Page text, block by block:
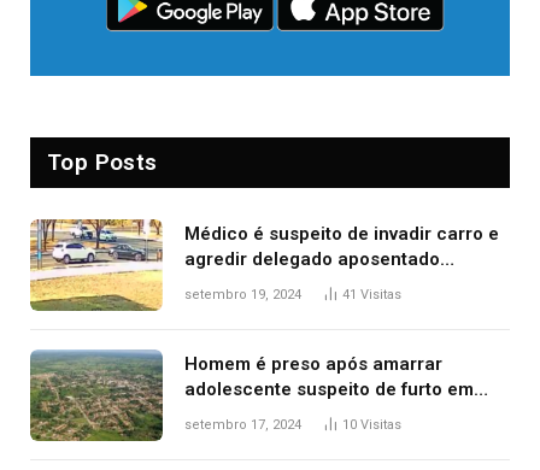
Top Posts
Médico é suspeito de invadir carro e
agredir delegado aposentado
durante confusão no trânsito
setembro 19, 2024 41 Visitas
Homem é preso após amarrar
adolescente suspeito de furto em
estaca de cerca e agredi-lo
setembro 17, 2024 10 Visitas